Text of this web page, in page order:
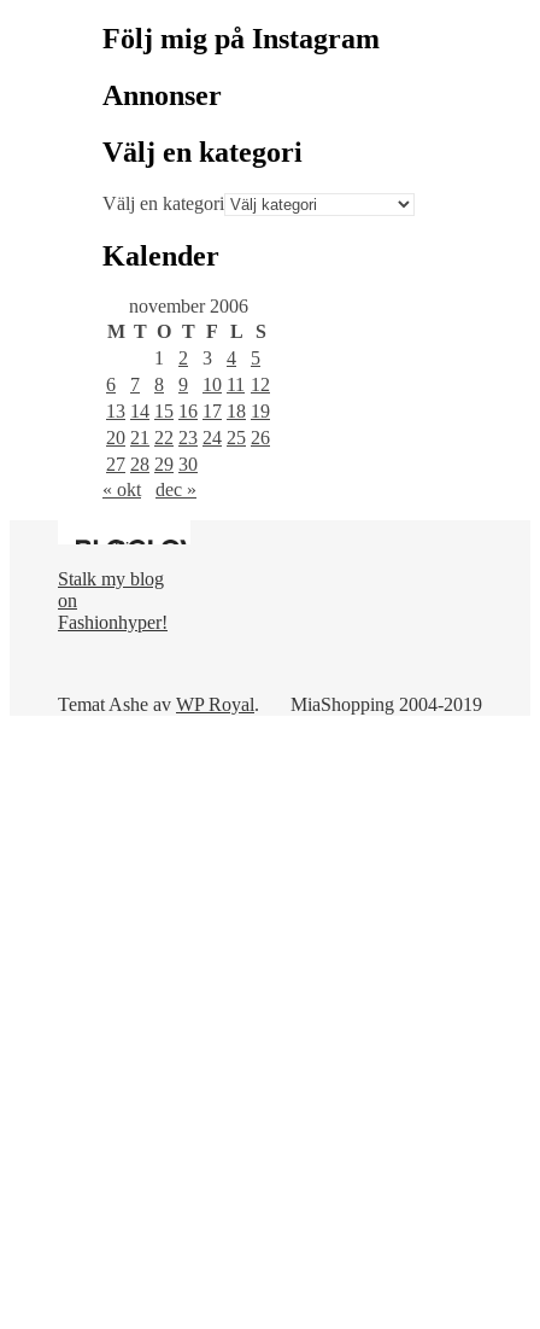
Följ mig på Instagram
Annonser
Välj en kategori
Välj en kategori
Kalender
november 2006
M T O T F L
S
1
2 3 4
5
6
7 8 9 10 11 12
13 14 15 16 17 18 19
20 21 22 23 24 25 26
27 28 29 30
« okt
dec »
Stalk my blog
on
Fashionhyper!
MiaShopping 2004-2019
Temat Ashe av WP Royal.